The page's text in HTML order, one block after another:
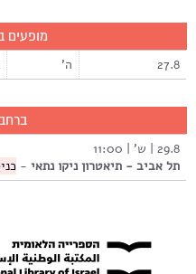
מופעים
27.8 ה'
29.8 | ש' | 11:00
תל אביב - תיאטרון ניקו נתאי -